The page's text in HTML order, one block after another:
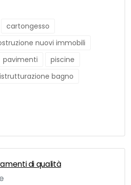
cartongesso
nuovi immobili
pavimenti
piscine
bagno
di qualità